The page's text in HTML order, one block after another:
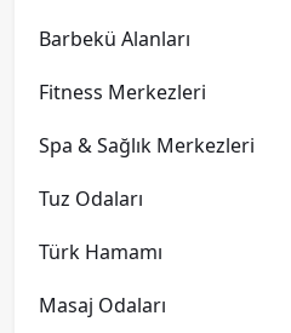
Barbekü Alanları
Fitness Merkezleri
Spa & Sağlık Merkezleri
Tuz Odaları
Türk Hamamı
Masaj Odaları